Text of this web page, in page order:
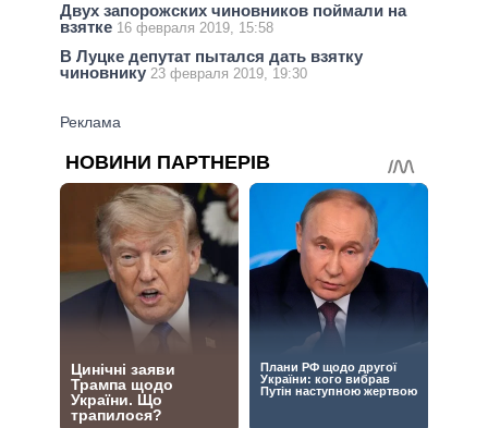
Двух запорожских чиновников поймали на
взятке 16 февраля 2019, 15:58
В Луцке депутат пытался дать взятку
чиновнику 23 февраля 2019, 19:30